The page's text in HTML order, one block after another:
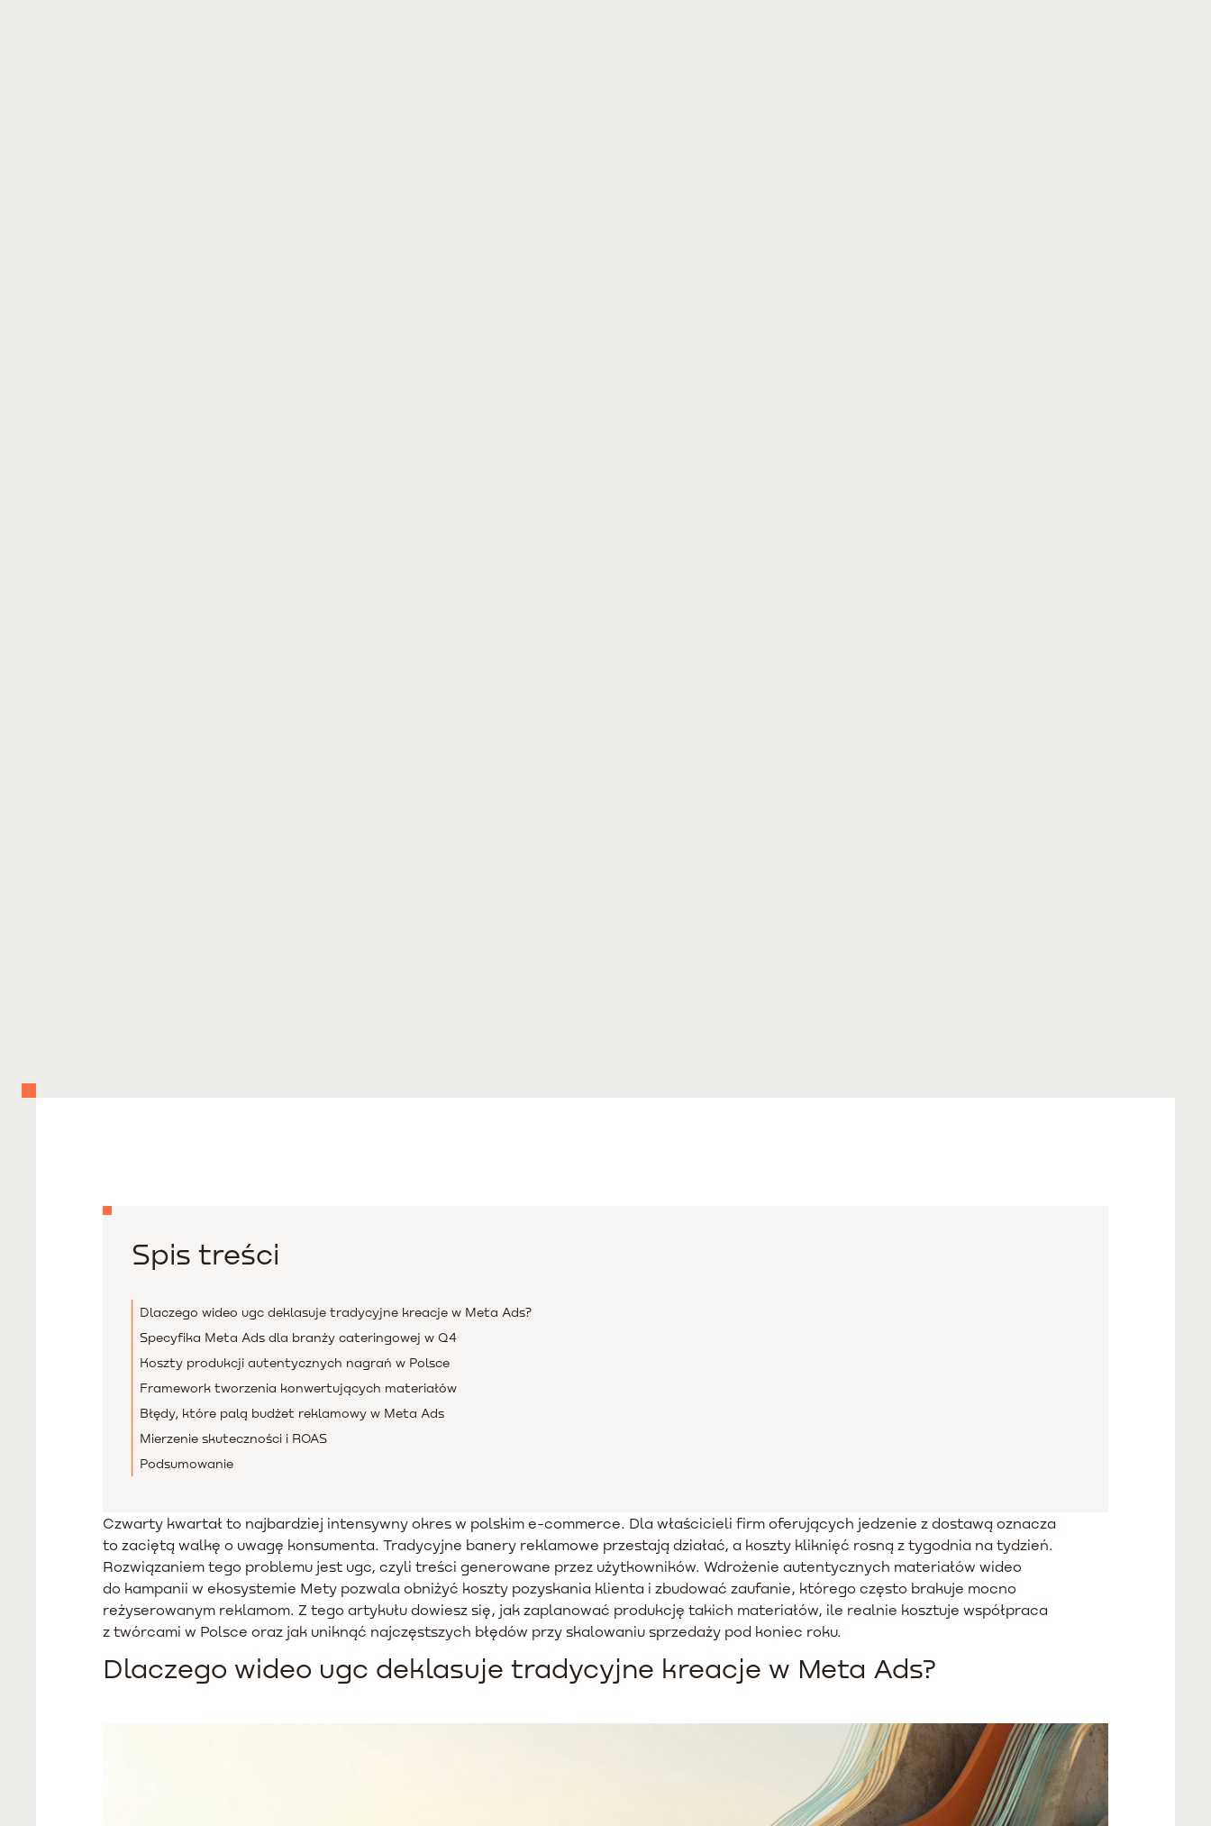
Spis treści
Dlaczego wideo ugc deklasuje tradycyjne kreacje w Meta Ads?
Specyfika Meta Ads dla branży cateringowej w Q4
Koszty produkcji autentycznych nagrań w Polsce
Framework tworzenia konwertujących materiałów
Błędy, które palą budżet reklamowy w Meta Ads
Mierzenie skuteczności i ROAS
Podsumowanie
Czwarty kwartał to najbardziej intensywny okres w polskim e-commerce. Dla właścicieli firm oferujących jedzenie z dostawą oznacza
to zaciętą walkę o uwagę konsumenta. Tradycyjne banery reklamowe przestają działać, a koszty kliknięć rosną z tygodnia na tydzień.
Rozwiązaniem tego problemu jest ugc, czyli treści generowane przez użytkowników. Wdrożenie autentycznych materiałów wideo
do kampanii w ekosystemie Mety pozwala obniżyć koszty pozyskania klienta i zbudować zaufanie, którego często brakuje mocno
reżyserowanym reklamom. Z tego artykułu dowiesz się, jak zaplanować produkcję takich materiałów, ile realnie kosztuje współpraca
z twórcami w Polsce oraz jak uniknąć najczęstszych błędów przy skalowaniu sprzedaży pod koniec roku.
Dlaczego wideo ugc deklasuje tradycyjne kreacje w Meta Ads?